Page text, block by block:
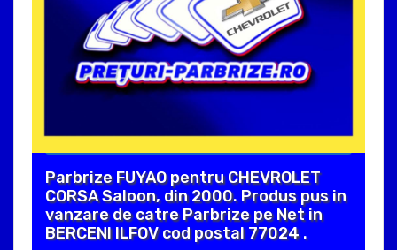
Parbrize FUYAO pentru CHEVROLET
CORSA Saloon, din 2000. Produs pus in
vanzare de catre Parbrize pe Net in
BERCENI ILFOV cod postal 77024 .